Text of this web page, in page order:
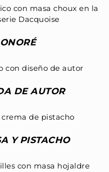
DE AUTOR
Y PISTACHO